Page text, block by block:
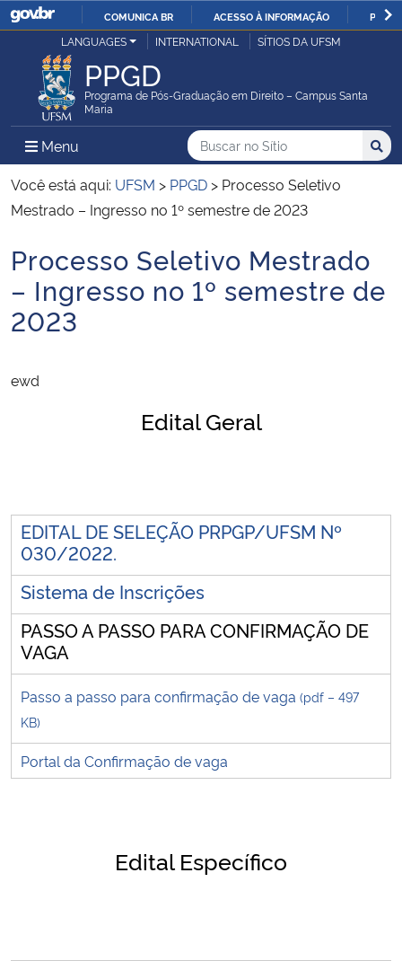
IR
O
COMUNICA BR ACESSO À INFORMAÇÃO
Ministério da Justiça e Segurança Pública
Ministério da Defesa
Ministério das Relações Exteriores
Ministério da Infraestrutura
Ministério da Agricultura, Pecuária e Abastecimento
Ministério de Minas e Energia
Ministério da Ciência, Tecnologia, Inovações e Comunicações
Ministério do Turismo
Ministério do Desenvolvimento Regional
LANGUAGES INTERNATIONAL SÍTIOS DA UFSM
PPGD
Programa de Pós-Graduação em Direito – Campus Santa
Maria
Menu Menu Principal do Sítio
Busca
Buscar no no Sítio
Busca:
Você está aqui: UFSM > PPGD > Processo Seletivo
Mestrado – Ingresso no 1º semestre de 2023
Início do conteúdo
Processo Seletivo Mestrado
– Ingresso no 1º semestre de
2023
ewd
Edital Geral
EDITAL DE SELEÇÃO PRPGP/UFSM Nº
030/2022.
Sistema de Inscrições
PASSO A PASSO PARA CONFIRMAÇÃO DE
VAGA
Passo a passo para confirmação de vaga (pdf – 497
KB)
Portal da Confirmação de vaga
Edital Específico